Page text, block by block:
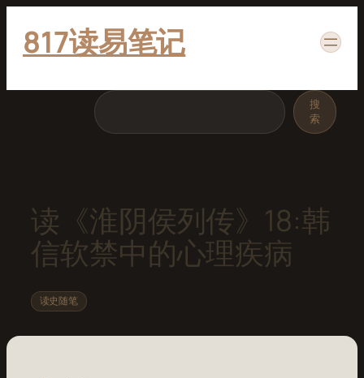
817读易笔记
搜
索
读《淮阴侯列传》18:韩
信软禁中的心理疾病
读史随笔